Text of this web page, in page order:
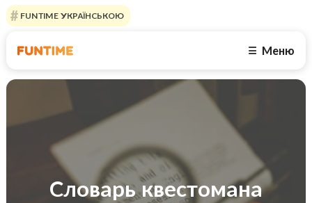
FUNTIME УКРАЇНСЬКОЮ
☰ Меню
Словарь квестомана